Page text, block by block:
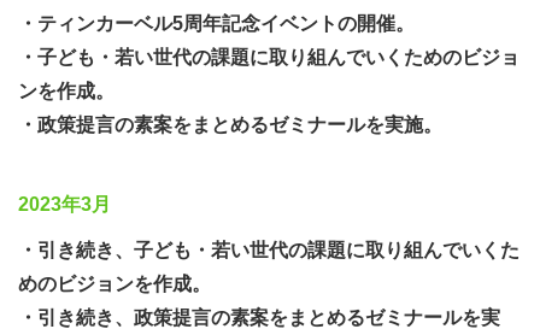
ムのスタンダードになるように、そしてこども家庭庁をき
っかけに、より取り組みが加速・浸透していくための準備
に取りかかります。
いりますので、ご意見やご要望がありましたら、気軽な気
持ちで教えてください。
・ティンカーベル5周年記念イベントの開催。
・子ども・若い世代の課題に取り組んでいくためのビジョ
ンを作成。
・政策提言の素案をまとめるゼミナールを実施。
2023年3月
・引き続き、 子ども・若い世代の課題に取り組んでいくた
めのビジョンを作成。
・引き続き、政策提言の素案をまとめるゼミナールを実